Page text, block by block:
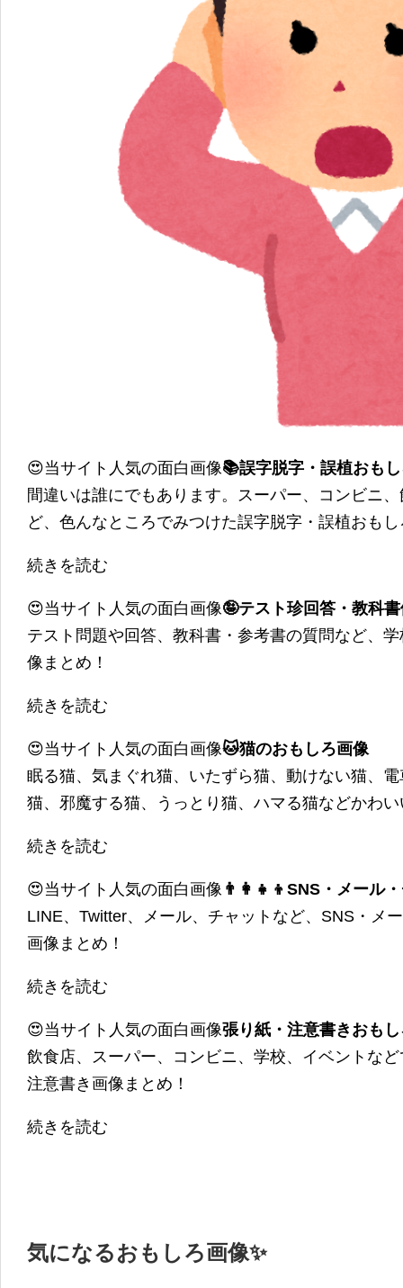
😍当サイト人気の面白画像📚誤字脱字・誤植おも
間違いは誰にでもあります。スーパー、コンビニ
ど、色んなところでみつけた誤字脱字・誤植おも
続きを読む
😍当サイト人気の面白画像🤪テスト珍回答・教科
テスト問題や回答、教科書・参考書の質問など、
像まとめ！
続きを読む
😍当サイト人気の面白画像🐱猫のおもしろ画像
眠る猫、気まぐれ猫、いたずら猫、動けない猫、
猫、邪魔する猫、うっとり猫、ハマる猫などかわ
続きを読む
😍当サイト人気の面白画像 👨‍👩‍👧‍👦SNS・メール
LINE、Twitter、メール、チャットなど、SNS・メ
画像まとめ！
続きを読む
😍当サイト人気の面白画像張り紙・注意書きおも
飲食店、スーパー、コンビニ、学校、イベントな
注意書き画像まとめ！
続きを読む
気になるおもしろ画像✨